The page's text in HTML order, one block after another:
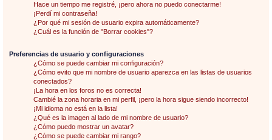
Hace un tiempo me registré, ¡pero ahora no puedo conectarme!
¡Perdí mi contraseña!
¿Por qué mi sesión de usuario expira automáticamente?
¿Cuál es la función de "Borrar cookies"?
Preferencias de usuario y configuraciones
¿Cómo se puede cambiar mi configuración?
¿Cómo evito que mi nombre de usuario aparezca en las listas de usuarios
conectados?
¡La hora en los foros no es correcta!
Cambié la zona horaria en mi perfil, ¡pero la hora sigue siendo incorrecto!
¡Mi idioma no está en la lista!
¿Qué es la imagen al lado de mi nombre de usuario?
¿Cómo puedo mostrar un avatar?
¿Cómo se puede cambiar mi rango?